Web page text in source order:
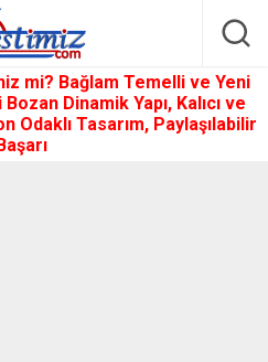
mi? Bağlam Temelli ve Yeni
Dinamik Yapı, Kalıcı ve
Odaklı Tasarım, Paylaşılabilir